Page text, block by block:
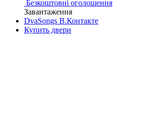
Безкоштовні оголошення
Завантаження
DvaSongs В.Контакте
Купить двери